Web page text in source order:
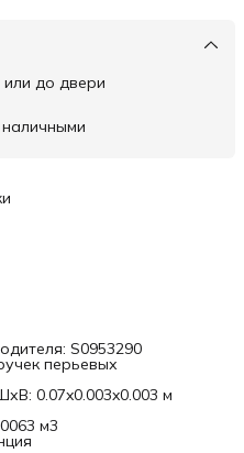
до двери
S0953290
перьевых
0.07x0.003x0.003 м
м3